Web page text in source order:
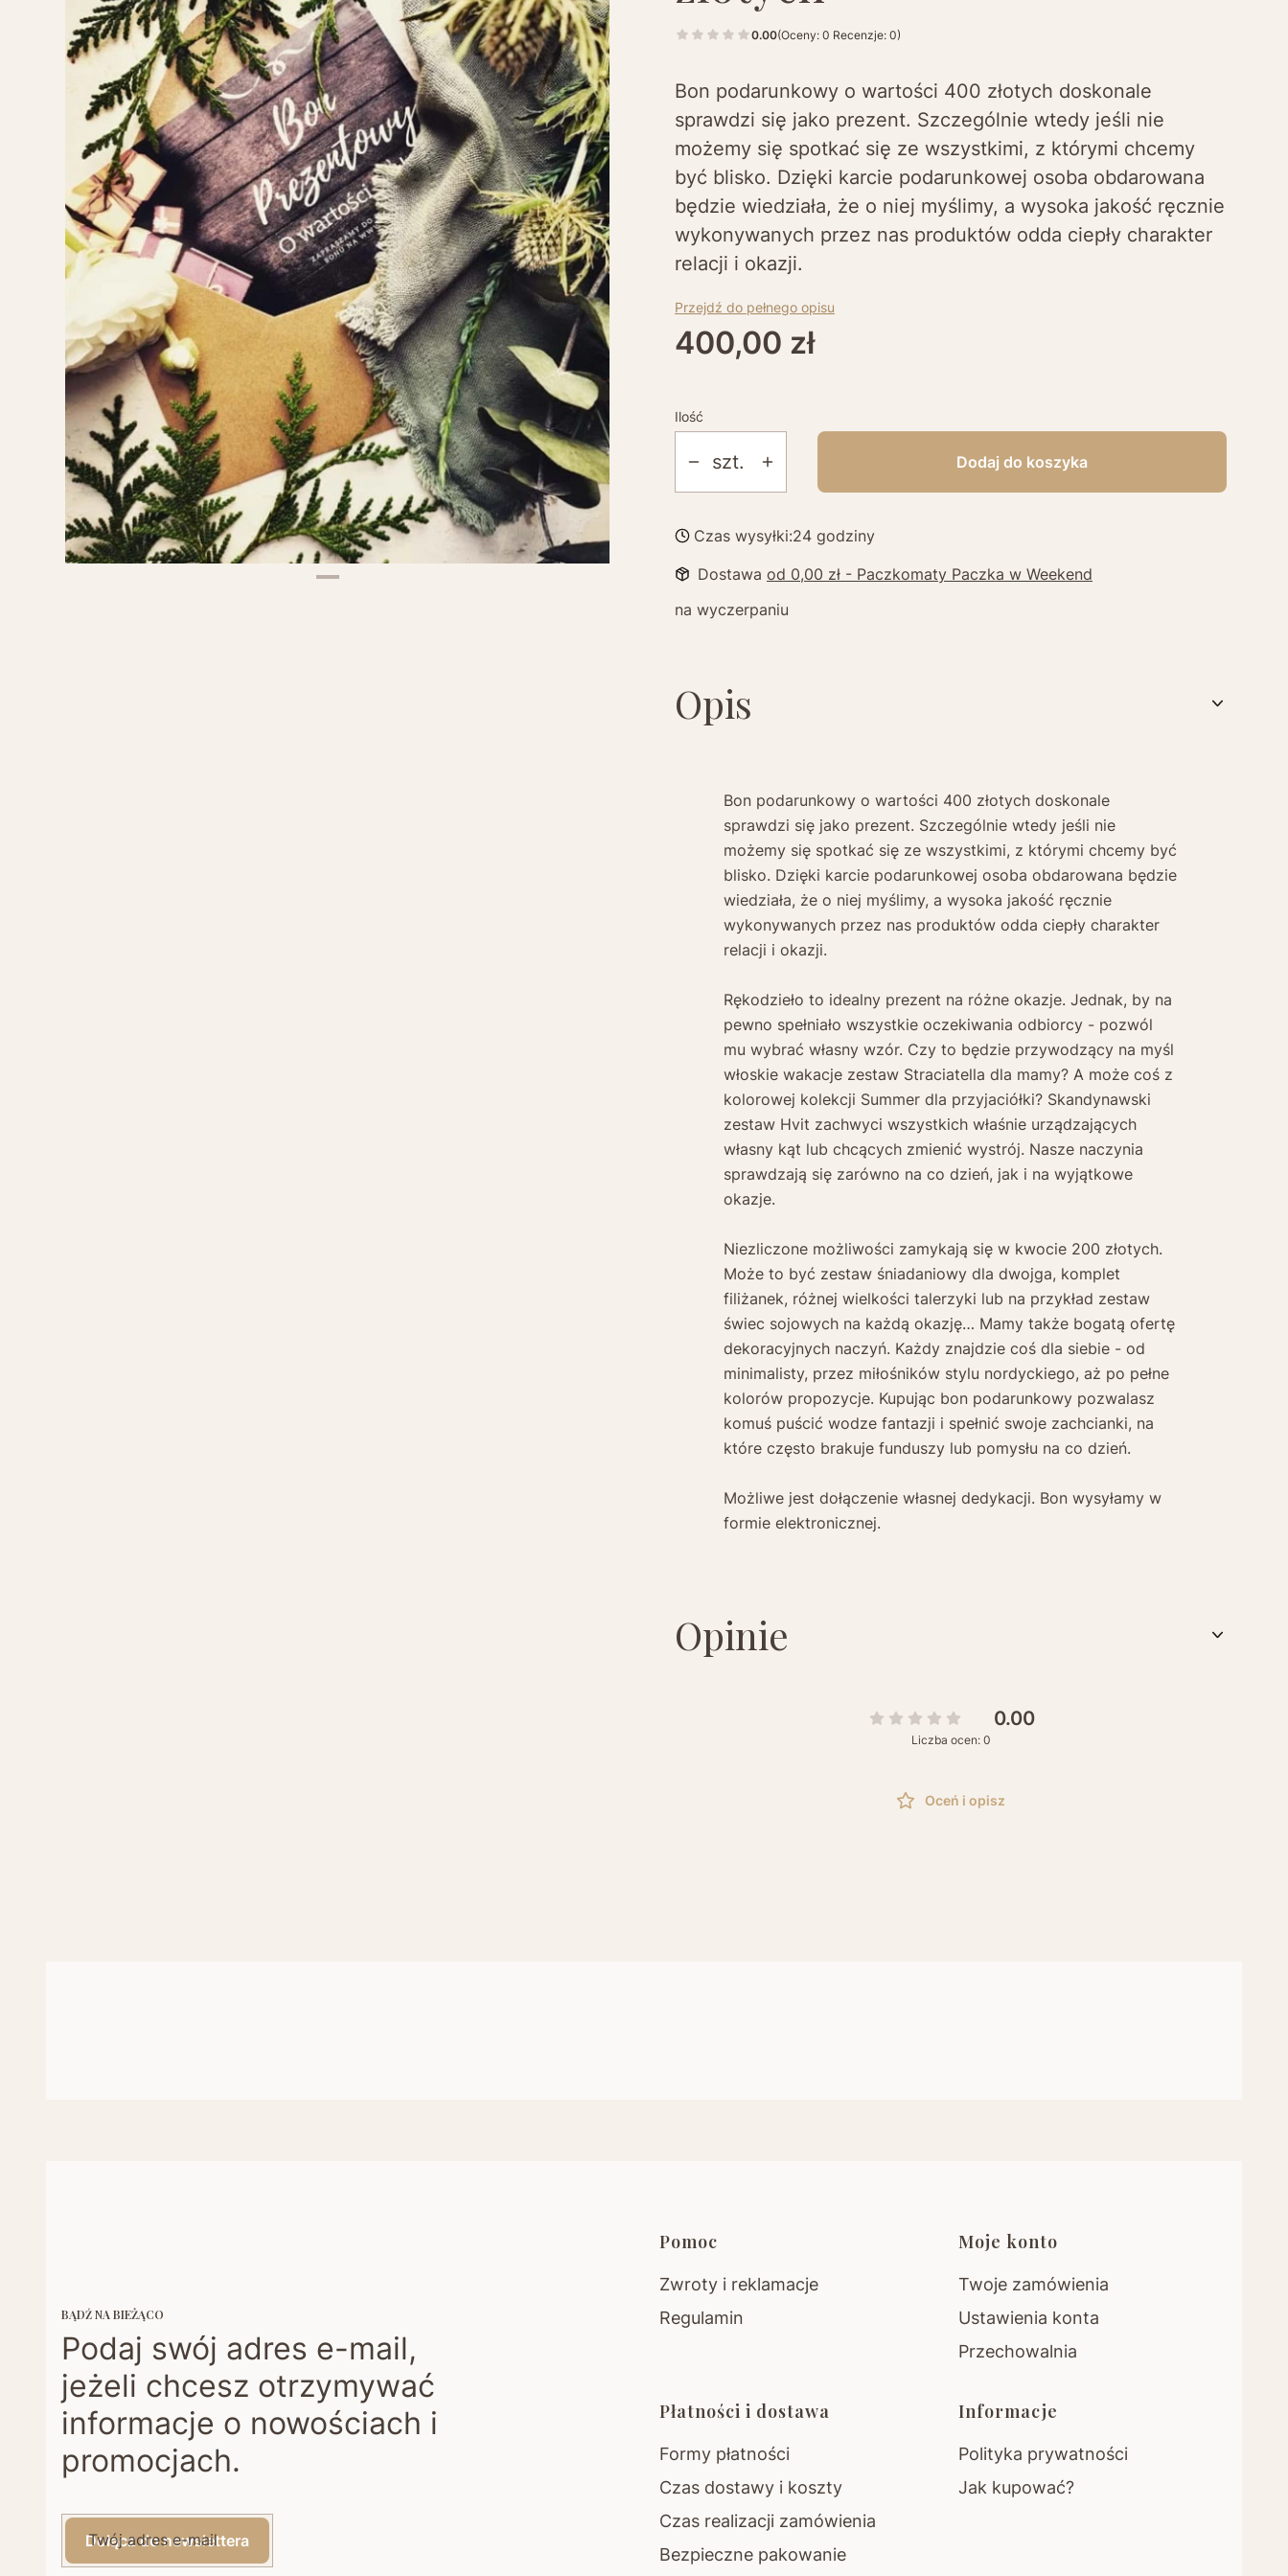
0.00(Oceny: 0 Recenzje: 0)
Bon podarunkowy o wartości 400 złotych doskonale
sprawdzi się jako prezent. Szczególnie wtedy jeśli nie
możemy się spotkać się ze wszystkimi, z którymi chcemy
być blisko. Dzięki karcie podarunkowej osoba obdarowana
będzie wiedziała, że o niej myślimy, a wysoka jakość ręcznie
wykonywanych przez nas produktów odda ciepły charakter
relacji i okazji.
Przejdź do pełnego opisu
Cena
400,00 zł
Ilość
szt. Dodaj do koszyka
Czas wysyłki:24 godziny
Dostawa od 0,00 zł - Paczkomaty Paczka w Weekend
na wyczerpaniu
Opis
Bon podarunkowy o wartości 400 złotych doskonale
sprawdzi się jako prezent. Szczególnie wtedy jeśli nie
możemy się spotkać się ze wszystkimi, z którymi chcemy być
blisko. Dzięki karcie podarunkowej osoba obdarowana będzie
wiedziała, że o niej myślimy, a wysoka jakość ręcznie
wykonywanych przez nas produktów odda ciepły charakter
relacji i okazji.
Rękodzieło to idealny prezent na różne okazje. Jednak, by na
pewno spełniało wszystkie oczekiwania odbiorcy - pozwól
mu wybrać własny wzór. Czy to będzie przywodzący na myśl
włoskie wakacje zestaw Straciatella dla mamy? A może coś z
kolorowej kolekcji Summer dla przyjaciółki? Skandynawski
zestaw Hvit zachwyci wszystkich właśnie urządzających
własny kąt lub chcących zmienić wystrój. Nasze naczynia
sprawdzają się zarówno na co dzień, jak i na wyjątkowe
okazje.
Niezliczone możliwości zamykają się w kwocie 200 złotych.
Może to być zestaw śniadaniowy dla dwojga, komplet
filiżanek, różnej wielkości talerzyki lub na przykład zestaw
świec sojowych na każdą okazję… Mamy także bogatą ofertę
dekoracyjnych naczyń. Każdy znajdzie coś dla siebie - od
minimalisty, przez miłośników stylu nordyckiego, aż po pełne
kolorów propozycje. Kupując bon podarunkowy pozwalasz
komuś puścić wodze fantazji i spełnić swoje zachcianki, na
które często brakuje funduszy lub pomysłu na co dzień.
Możliwe jest dołączenie własnej dedykacji. Bon wysyłamy w
formie elektronicznej.
Opinie
0.00
Liczba ocen: 0
Oceń i opisz
BĄDŹ NA BIEŻĄCO
Podaj swój adres e-mail,
jeżeli chcesz otrzymywać
informacje o nowościach i
promocjach.
Twój adres e-mail
Dołącz do newslettera
Linki w stopce
Pomoc
Zwroty i reklamacje
Regulamin
Moje konto
Twoje zamówienia
Ustawienia konta
Przechowalnia
Płatności i dostawa
Formy płatności
Czas dostawy i koszty
Czas realizacji zamówienia
Bezpieczne pakowanie
Informacje
Polityka prywatności
Jak kupować?